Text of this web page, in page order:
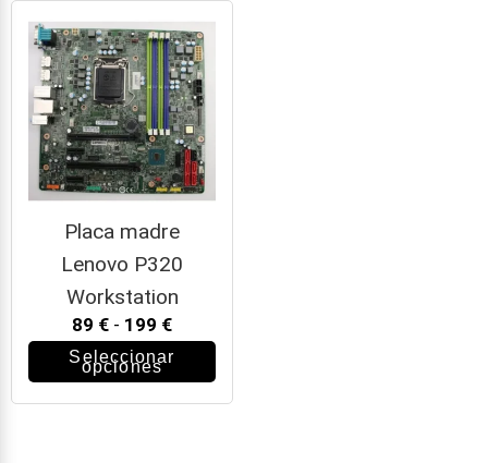
Placa madre
Lenovo P320
Workstation
89 € - 199 €
Seleccionar
opciones